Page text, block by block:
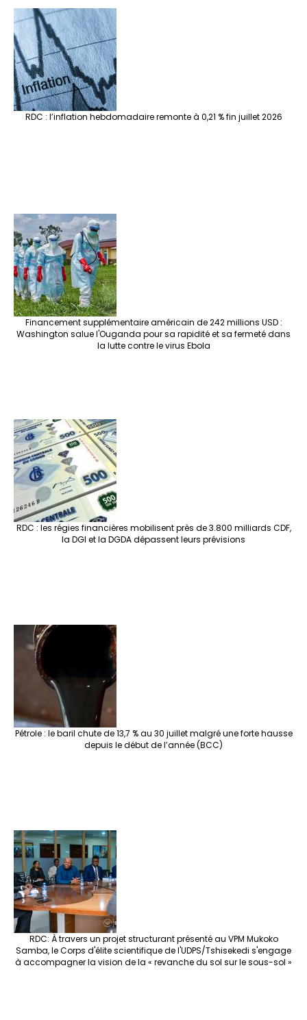
RDC : l’inflation hebdomadaire remonte à 0,21 % fin juillet 2026
Financement supplémentaire américain de 242 millions USD :
Washington salue l'Ouganda pour sa rapidité et sa fermeté dans
la lutte contre le virus Ebola
RDC : les régies financières mobilisent près de 3.800 milliards CDF,
la DGI et la DGDA dépassent leurs prévisions
Pétrole : le baril chute de 13,7 % au 30 juillet malgré une forte hausse
depuis le début de l’année (BCC)
RDC: À travers un projet structurant présenté au VPM Mukoko
Samba, le Corps d'élite scientifique de l'UDPS/Tshisekedi s'engage
à accompagner la vision de la « revanche du sol sur le sous-sol »